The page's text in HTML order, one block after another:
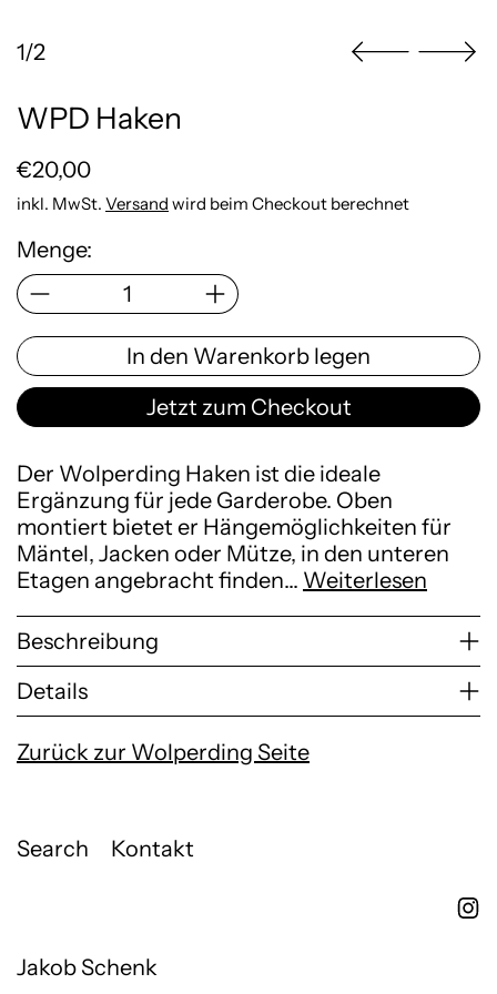
1/2
WPD Haken
Normaler Preis
€20,00
inkl. MwSt. Versand wird beim Checkout berechnet
Menge:
In den Warenkorb legen
Jetzt zum Checkout
Der Wolperding Haken ist die ideale
Ergänzung für jede Garderobe. Oben
montiert bietet er Hängemöglichkeiten für
Mäntel, Jacken oder Mütze, in den unteren
Etagen angebracht finden… Weiterlesen
Beschreibung
Details
Zurück zur Wolperding Seite
Search Kontakt
Jakob Schenk